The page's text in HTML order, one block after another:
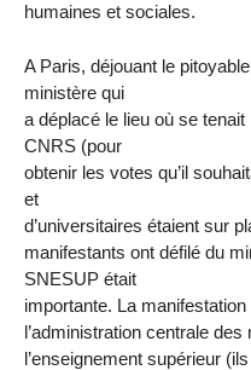
humaines et sociales.
A Paris, déjouant le
ministère qui
a déplacé le lieu où se
CNRS (pour
obtenir les votes qu’il
et
d’universitaires étaient sur
manifestants ont défilé du
SNESUP était
importante. La
l’administration centrale
l’enseignement supérieur